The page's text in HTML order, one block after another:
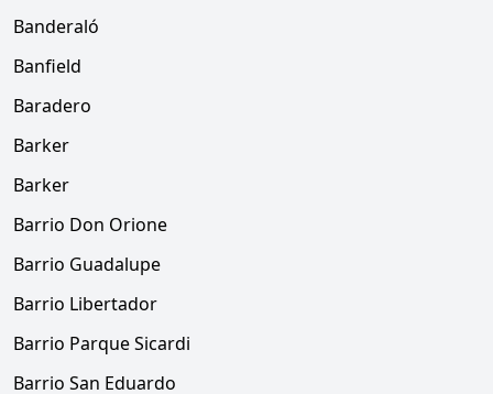
Banderaló
Banfield
Baradero
Barker
Barker
Barrio Don Orione
Barrio Guadalupe
Barrio Libertador
Barrio Parque Sicardi
Barrio San Eduardo